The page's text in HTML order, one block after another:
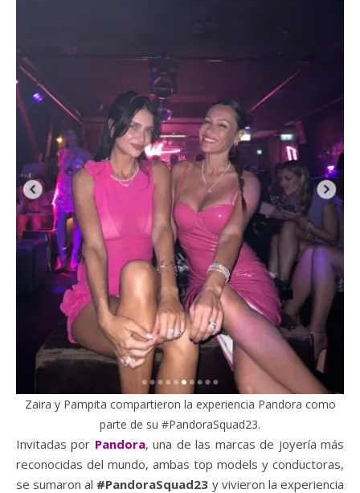
Zaira y Pampita compartieron la experiencia Pandora como
parte de su #PandoraSquad23.
Invitadas por Pandora, una de las marcas de joyería más
reconocidas del mundo, ambas top models y conductoras,
se sumaron al #PandoraSquad23 y vivieron la experiencia